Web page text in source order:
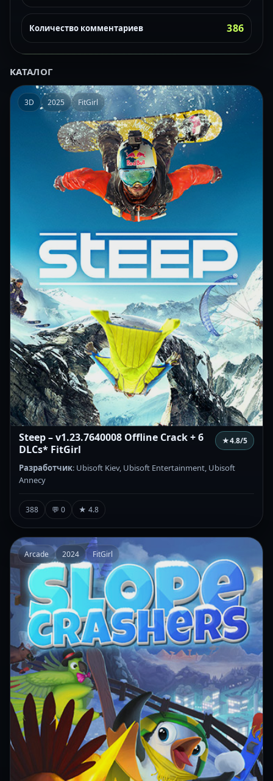
Количество комментариев 386
КАТАЛОГ
3D 2025 FitGirl
Steep – v1.23.7640008 Offline Crack + 6
DLCs* FitGirl
★4.8/5
Разработчик: Ubisoft Kiev, Ubisoft Entertainment, Ubisoft
Annecy
388 💬 0 ★ 4.8
Arcade 2024 FitGirl